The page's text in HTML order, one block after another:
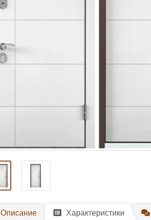
Описание Характеристики